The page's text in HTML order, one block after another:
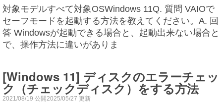
対象モデルすべて対象OSWindows 11Q. 質問 VAIOで
セーフモードを起動する方法を教えてください。A. 回
答 Windowsが起動できる場合と、起動出来ない場合と
で、操作方法に違いがありま
[Windows 11] ディスクのエラーチェッ
ク（チェックディスク）をする方法
2021/08/19 公開2025/05/27 更新